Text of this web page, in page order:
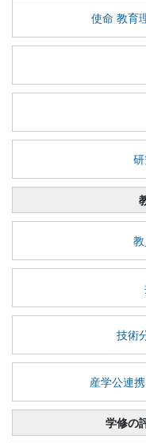
使命 教育
技術
産学公連
学修の